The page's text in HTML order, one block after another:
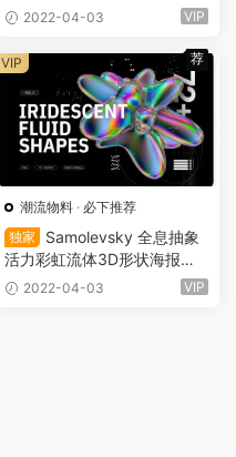
设计元素2（4931）
2022-04-03 VIP
潮流物料 · 必下推荐
独家
Samolevsky 全息抽象
活力彩虹流体3D形状海报设
计透明PNG素材 3D shapes
2022-04-03 VIP
VIP 荐